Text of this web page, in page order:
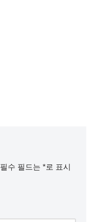
필수 필드는 *로 표시